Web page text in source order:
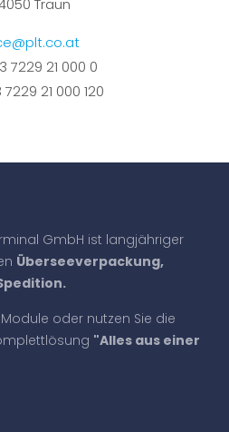
(GMT +1)
amet, consectetuer
penatibus et magnis
Traun
7229 21 000 0
7229 21 000 120
GmbH ist langjähriger
Überseeverpackung,
oder nutzen Sie die
"Alles aus einer